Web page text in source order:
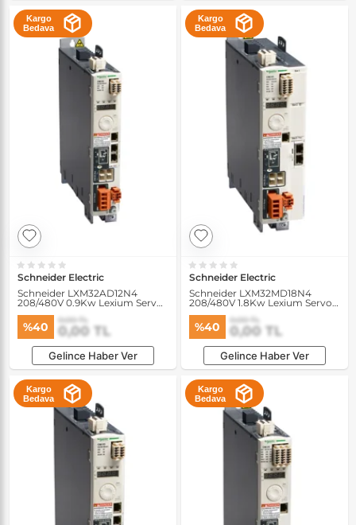
Kargo
Bedava
Schneider Electric
Schneider LXM32AD12N4
208/480V 0.9Kw Lexium Servo
%40 0,00 TL
0,00 TL
Gelince Haber Ver
Kargo
Bedava
Schneider Electric
Schneider LXM32MD18N4
208/480V 1.8Kw Lexium Servo
%40 0,00 TL
0,00 TL
Gelince Haber Ver
Kargo
Bedava
Kargo
Bedava